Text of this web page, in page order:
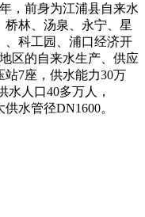
，前身为江浦县自来水
桥林、汤泉、永宁、星
、科工园、浦口经济开
区的自来水生产、供应
7座，供水能力30万
水人口40多万人，
水管径DN1600。